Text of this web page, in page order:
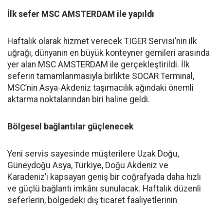
İlk sefer MSC AMSTERDAM ile yapıldı
Haftalık olarak hizmet verecek TIGER Servisi’nin ilk
uğrağı, dünyanın en büyük konteyner gemileri arasında
yer alan MSC AMSTERDAM ile gerçekleştirildi. İlk
seferin tamamlanmasıyla birlikte SOCAR Terminal,
MSC’nin Asya-Akdeniz taşımacılık ağındaki önemli
aktarma noktalarından biri haline geldi.
Bölgesel bağlantılar güçlenecek
Yeni servis sayesinde müşterilere Uzak Doğu,
Güneydoğu Asya, Türkiye, Doğu Akdeniz ve
Karadeniz’i kapsayan geniş bir coğrafyada daha hızlı
ve güçlü bağlantı imkânı sunulacak. Haftalık düzenli
seferlerin, bölgedeki dış ticaret faaliyetlerinin